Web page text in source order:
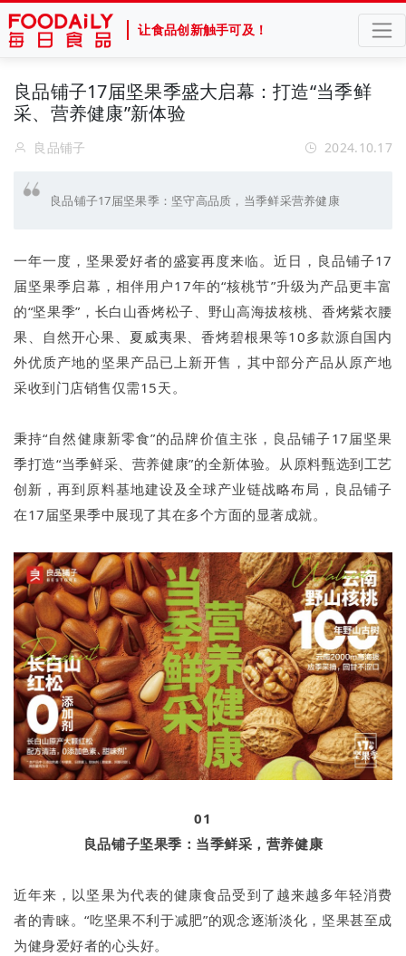
让食品创新触手可及！
良品铺子17届坚果季盛大启幕：打造“当季鲜
采、营养健康”新体验
良品铺子 2024.10.17
良品铺子17届坚果季：坚守高品质，当季鲜采营养健康
一年一度，坚果爱好者的盛宴再度来临。近日，良品铺子17
届坚果季启幕，相伴用户17年的“核桃节”升级为产品更丰富
的“坚果季”，长白山香烤松子、野山高海拔核桃、香烤紫衣腰
果、自然开心果、夏威夷果、香烤碧根果等10多款源自国内
外优质产地的坚果产品已上新开售，其中部分产品从原产地
采收到门店销售仅需15天。
秉持“自然健康新零食”的品牌价值主张，良品铺子17届坚果
季打造“当季鲜采、营养健康”的全新体验。从原料甄选到工艺
创新，再到原料基地建设及全球产业链战略布局，良品铺子
在17届坚果季中展现了其在多个方面的显著成就。
01
良品铺子坚果季：当季鲜采，营养健康
近年来，以坚果为代表的健康食品受到了越来越多年轻消费
者的青睐。“吃坚果不利于减肥”的观念逐渐淡化，坚果甚至成
为健身爱好者的心头好。